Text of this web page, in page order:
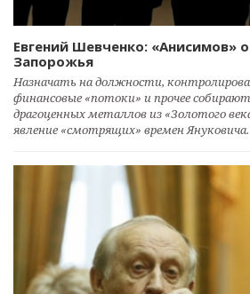
Евгений Шевченко: «Анисимов»
Запорожья
Назначать на должности,
финансовые «потоки» и прочее
драгоценных металлов из «Золотого
явление «смотрящих» времен Януковича.